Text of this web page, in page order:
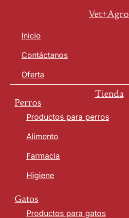
Vet+Agro
Inicio
Contáctanos
Oferta
Tienda
Perros
Productos para perros
Alimento
Farmacia
Higiene
Gatos
Productos para gatos